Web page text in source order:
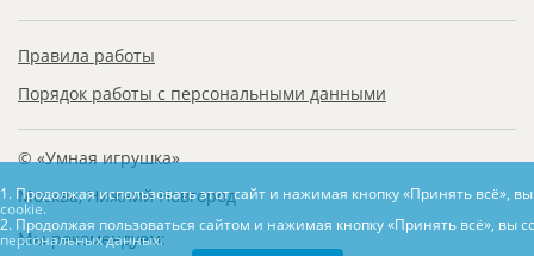
Правила работы
Порядок работы с персональными данными
© «Умная игрушка»
Москва, Нижний Новгород
Мы рекомендуем:
1. Продолжая использовать этот сайт и нажимая кнопку «Принять всё»,
cookie.
2. Продолжая пользоваться сайтом и нажимая кнопку «Принять всё», вы
персональных данных.